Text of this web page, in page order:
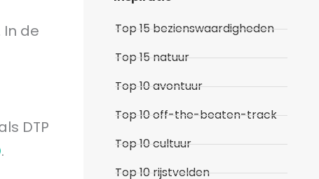
de
DTP
.
Top 15 bezienswaardigheden
Top 15 natuur
Top 10 avontuur
Top 10 off-the-beaten-track
Top 10 cultuur
Top 10 rijstvelden